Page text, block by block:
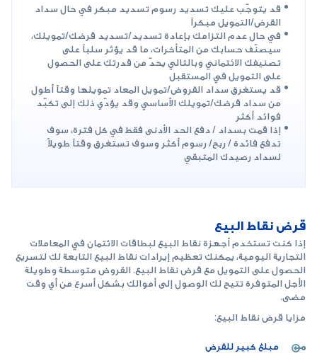
قد يتوجّب عليك تسديد رسوم تسديد مبكر في حال سداد
القرض/التمويل مبكراً
في حال عدم التزامك بإعادة تسديد/تسديد قرضك/تمويلك،
سيصنّف حسابك من المتأخرات، ما قد يؤثر سلباً على
تصنيفك الائتماني وبالتالي يحدّ من قدرتك على الحصول
على التمويل في المستقبل
قد يستغرق سداد القروض/تمويل المعاد تمويلها وقتاً أطول
من سداد قرضك/تمويلك الأساسي وقد يؤدّي ذلك إلى تكبّد
فوائد أكثر
إذا قمت بسداد / دفع الحد الأدنى فقط في كل فترة، سوف
تدفع فائدة / ربح/ رسوم أكثر وسوف تستغرق وقتاً طويلاً
لسداد رصيدك المتبقي
قرض نقاط البيع
إذا كنت تستخدم أجهزة نقاط البيع لبطاقات الائتمان في المعاملات
التجارية اليومية، يمكنك تعظيم إيرادات نقاط البيع التابعة لك لتسريع
الحصول على التمويل مع قرض نقاط البيع. القروض متوسطة وطويلة
الأجل المتوفرة تتيح لك الوصول إلى أموالك بشكل أسرع من أي وقت
مضى.
مزايا قرض نقاط البيع:
مبلغ كبير للقرض